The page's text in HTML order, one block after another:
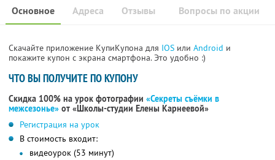
Основное Отзывы Вопросы по акции
Адреса
Скачайте приложение КупиКупона для IOS или Android и
покажите купон с экрана смартфона. Это удобно :)
ЧТО ВЫ ПОЛУЧИТЕ ПО КУПОНУ
Скидка 100% на урок фотографии «Секреты съёмки в
межсезонье» от «Школы-студии Елены Карнеевой»
Регистрация на урок
В стоимость входит:
видеоурок (53 минут)